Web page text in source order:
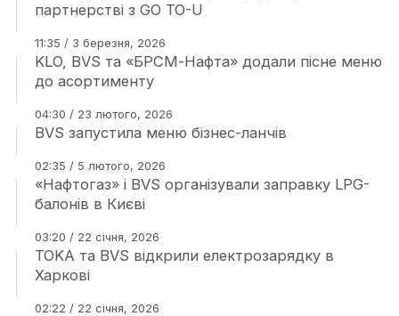
партнерстві з GO TO-U
11:35 / 3 березня, 2026
KLO, BVS та «БРСМ-Нафта» додали пісне меню
до асортименту
04:30 / 23 лютого, 2026
BVS запустила меню бізнес-ланчів
02:35 / 5 лютого, 2026
«Нафтогаз» і BVS організували заправку LPG-
балонів в Києві
03:20 / 22 січня, 2026
TOKA та BVS відкрили електрозарядку в
Харкові
02:22 / 22 січня, 2026